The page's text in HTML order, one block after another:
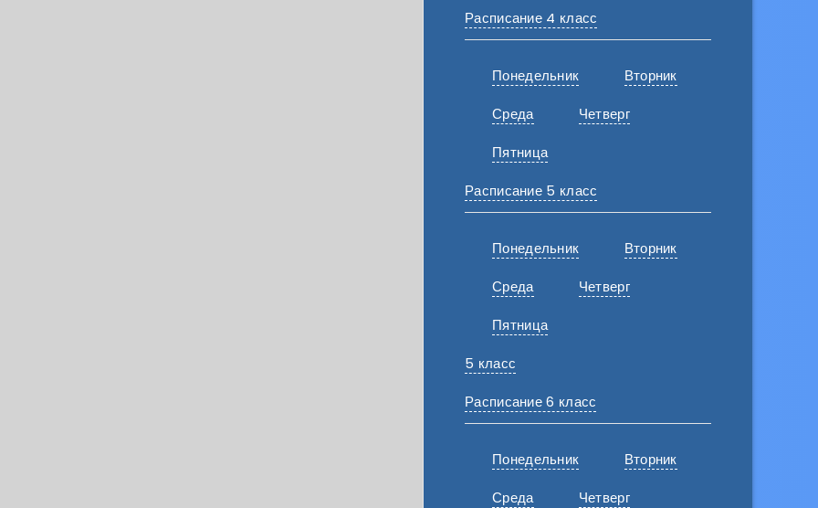
Расписание 4 класс
Понедельник
Вторник
Среда
Четверг
Пятница
Расписание 5 класс
Понедельник
Вторник
Среда
Четверг
Пятница
5 класс
Расписание 6 класс
Понедельник
Вторник
Среда
Четверг